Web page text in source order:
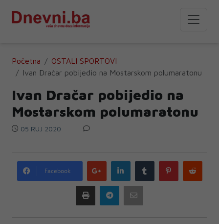
Početna
OSTALI SPORTOVI
Ivan Dračar pobijedio na Mostarskom polumaratonu
Ivan Dračar pobijedio na
Mostarskom polumaratonu
05 RUJ 2020
Facebook
Google
plus
LinkedIn Tumblr Pinterest
Print Telegram